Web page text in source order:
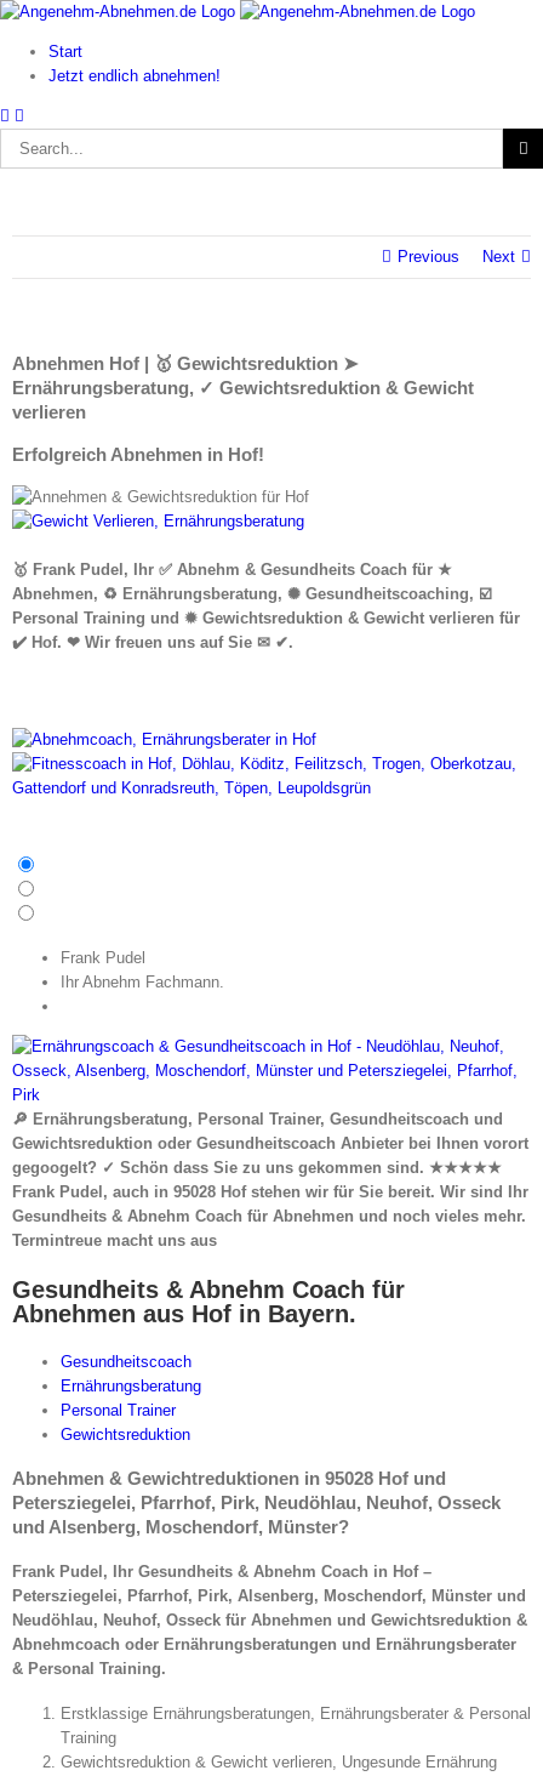
Skip
contentStart
Jetzt endlich abnehmen!
Search
for:
Previous Next
Abnehmen Hof | 🥇 Gewichtsreduktion ➤
Ernährungsberatung, ✓ Gewichtsreduktion & Gewicht
verlieren
Erfolgreich Abnehmen in Hof!
🥇 Frank Pudel, Ihr ✅ Abnehm & Gesundheits Coach für ★
Abnehmen, ♻ Ernährungsberatung, ✺ Gesundheitscoaching, ☑️
Personal Training und ✹ Gewichtsreduktion & Gewicht verlieren für
✔️ Hof. ❤ Wir freuen uns auf Sie ✉ ✔.
Frank Pudel
Ihr Abnehm Fachmann.
🔎 Ernährungsberatung, Personal Trainer, Gesundheitscoach und
Gewichtsreduktion oder Gesundheitscoach Anbieter bei Ihnen vorort
gegoogelt? ✓ Schön dass Sie zu uns gekommen sind. ★★★★★
Frank Pudel, auch in 95028 Hof stehen wir für Sie bereit. Wir sind Ihr
Gesundheits & Abnehm Coach für Abnehmen und noch vieles mehr.
Termintreue macht uns aus
Gesundheits & Abnehm Coach für
Abnehmen aus Hof in Bayern.
Gesundheitscoach
Ernährungsberatung
Personal Trainer
Gewichtsreduktion
Abnehmen & Gewichtreduktionen in 95028 Hof und
Petersziegelei, Pfarrhof, Pirk, Neudöhlau, Neuhof, Osseck
und Alsenberg, Moschendorf, Münster?
Frank Pudel, Ihr Gesundheits & Abnehm Coach in Hof –
Petersziegelei, Pfarrhof, Pirk, Alsenberg, Moschendorf, Münster und
Neudöhlau, Neuhof, Osseck für Abnehmen und Gewichtsreduktion &
Abnehmcoach oder Ernährungsberatungen und Ernährungsberater
& Personal Training.
Erstklassige Ernährungsberatungen, Ernährungsberater & Personal
Training
Gewichtsreduktion & Gewicht verlieren, Ungesunde Ernährung